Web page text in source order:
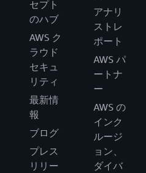
セプト
のハブ
AWS ク
ラウド
セキュ
リティ
最新情
報
ブログ
プレス
リリー
アナリ
ストレ
ポート
AWS パ
ートナ
ー
AWS の
インク
ルージ
ョン、
ダイバ